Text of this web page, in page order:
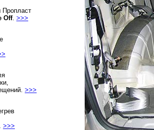
Пропласт
Off. >>>
>>>
>>>